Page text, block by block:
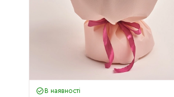
В наявності